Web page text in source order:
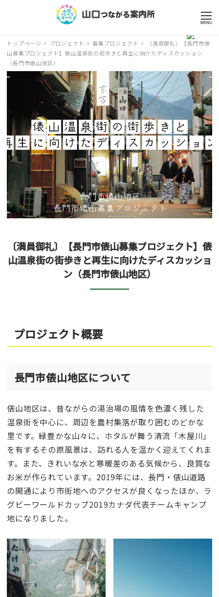
MENU
トップページ プロジェクト 募集プロジェクト
〔満員御礼〕【長門市俵
山募集プロジェクト】俵山温泉街の街歩きと再生に向けたディスカッション
（長門市俵山地区）
〔満員御礼〕【長門市俵山募集プロジェクト】俵
山温泉街の街歩きと再生に向けたディスカッショ
ン（長門市俵山地区）
プロジェクト概要
長門市俵山地区について
俵山地区は、昔ながらの湯治場の風情を色濃く残した
温泉街を中心に、周辺を農村集落が取り囲むのどかな
里です。緑豊かな山々に、ホタルが舞う清流「木屋川」
を有するその原風景は、訪れる人を温かく迎えてくれま
す。また、きれいな水と寒暖差のある気候から、良質な
お米が作られています。2019年には、長門・俵山道路
の開通により市街地へのアクセスが良くなったほか、ラ
グビーワールドカップ2019カナダ代表チームキャンプ
地になりました。